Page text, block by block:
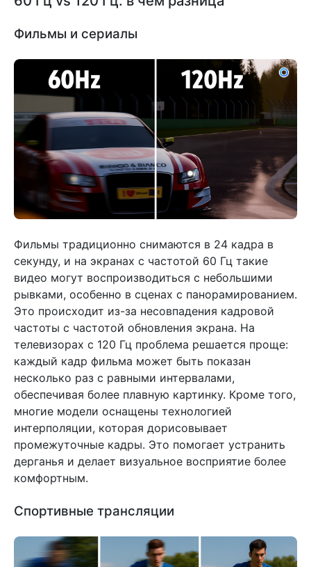
Фильмы и сериалы
Фильмы традиционно снимаются в 24 кадра в
секунду, и на экранах с частотой 60 Гц такие
видео могут воспроизводиться с небольшими
рывками, особенно в сценах с панорамированием.
Это происходит из-за несовпадения кадровой
частоты с частотой обновления экрана. На
телевизорах с 120 Гц проблема решается проще:
каждый кадр фильма может быть показан
несколько раз с равными интервалами,
обеспечивая более плавную картинку. Кроме того,
многие модели оснащены технологией
интерполяции, которая дорисовывает
промежуточные кадры. Это помогает устранить
дерганья и делает визуальное восприятие более
комфортным.
Спортивные трансляции